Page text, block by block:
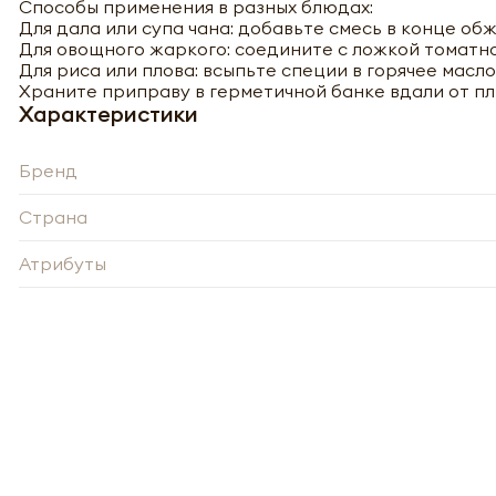
Способы применения в разных блюдах:
Для дала или супа чана: добавьте смесь в конце
Для овощного жаркого: соедините с ложкой
Для риса или плова: всыпьте специи в горячее
Храните приправу в герметичной банке вдали от
Характеристики
Бренд
Страна
Атрибуты